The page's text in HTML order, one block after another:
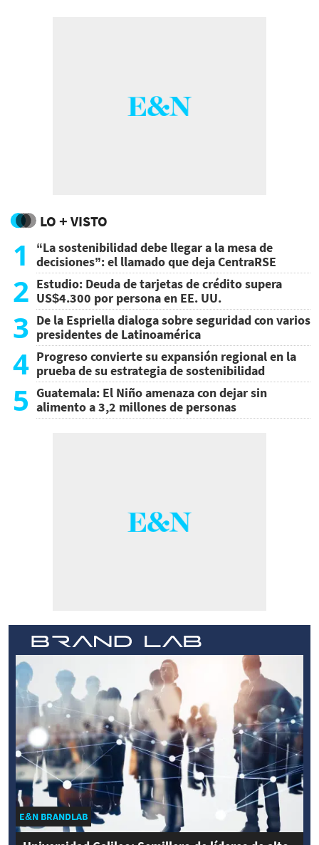
LO + VISTO
1
“La sostenibilidad debe llegar a la mesa de
decisiones”: el llamado que deja CentraRSE
2 Estudio: Deuda de tarjetas de crédito supera
US$4.300 por persona en EE. UU.
3 De la Espriella dialoga sobre seguridad con varios
presidentes de Latinoamérica
4 Progreso convierte su expansión regional en la
prueba de su estrategia de sostenibilidad
5 Guatemala: El Niño amenaza con dejar sin
alimento a 3,2 millones de personas
E&N BRANDLAB